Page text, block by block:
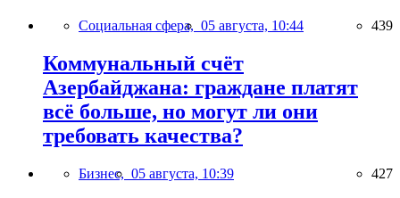
Социальная сфера, 05 августа, 10:44 439
Коммунальный счёт
Азербайджана: граждане платят
всё больше, но могут ли они
требовать качества?
Бизнес, 05 августа, 10:39 427